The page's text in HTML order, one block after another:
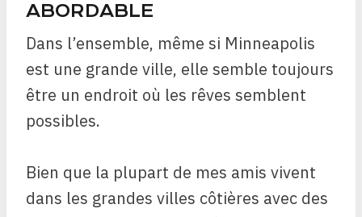
ABORDABLE
Dans l’ensemble, même si Minneapolis
est une grande ville, elle semble toujours
être un endroit où les rêves semblent
possibles.
Bien que la plupart de mes amis vivent
dans les grandes villes côtières avec des